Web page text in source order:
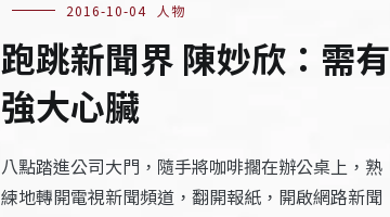
2016-10-04 人物
跑跳新聞界 陳妙欣：需有
強大心臟
八點踏進公司大門，隨手將咖啡擱在辦公桌上，熟
練地轉開電視新聞頻道，翻開報紙，開啟網路新聞